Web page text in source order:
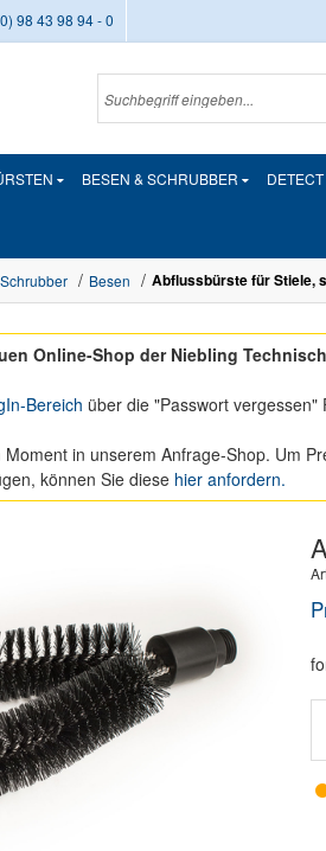
98 43 98 94 - 0
BESEN & SCHRUBBER DETECT
Besen Abflussbürste für Stiele,
Online-Shop der Niebling
Bereich über die "Passwort
in unserem Anfrage-Shop. Um
können Sie diese hier anfordern.